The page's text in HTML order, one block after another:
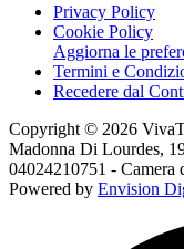
Privacy Policy
Cookie Policy
Aggiorna le
Termini e
Recedere dal
Copyright © 2026
Madonna Di Lourdes,
04024210751 -
Powered by Envision